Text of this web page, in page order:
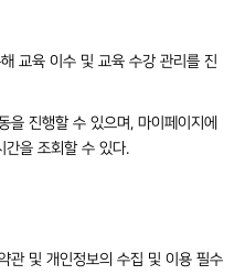
교육 이수 및 교육 수강 관리를 진
을 진행할 수 있으며, 마이페이지에
간을 조회할 수 있다.
관 및 개인정보의 수집 및 이용 필수